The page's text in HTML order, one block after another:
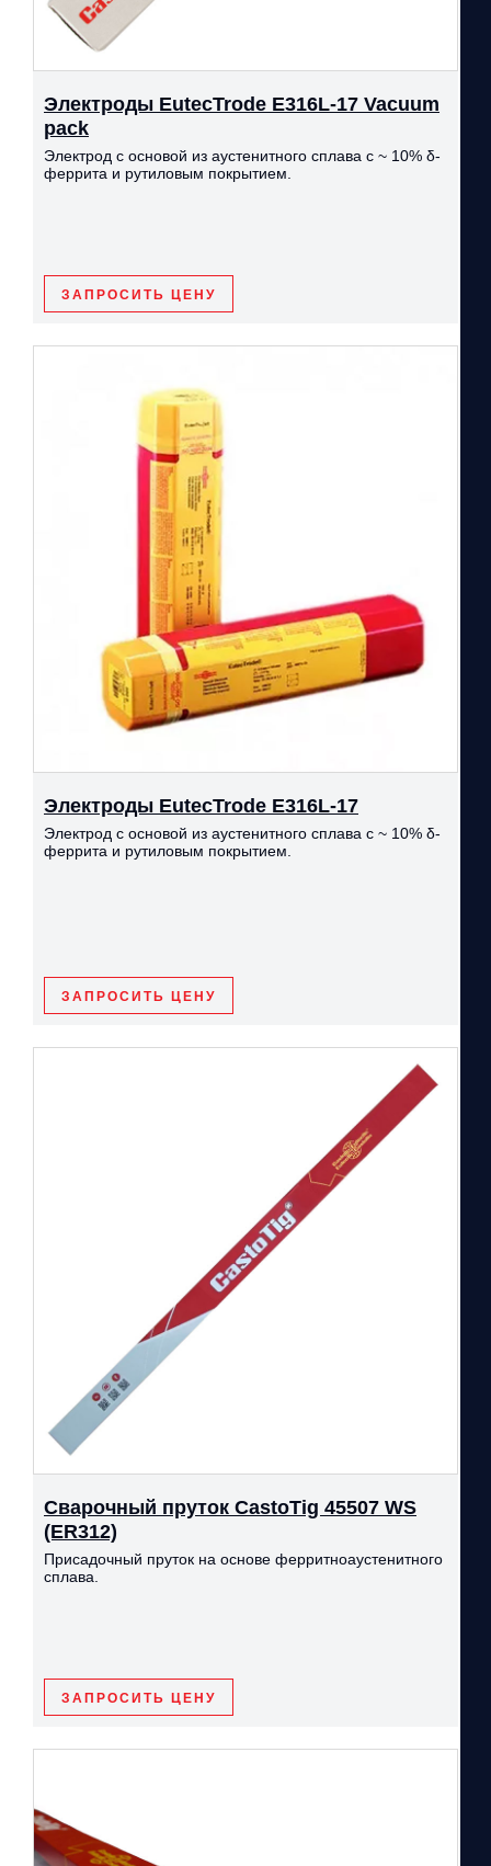
Электроды EutecTrode Е316L-17 Vacuum
pack
Электрод с основой из аустенитного сплава с ~ 10% δ-
феррита и рутиловым покрытием.
ЗАПРОСИТЬ ЦЕНУ
Электроды EutecTrode Е316L-17
Электрод с основой из аустенитного сплава с ~ 10% δ-
феррита и рутиловым покрытием.
ЗАПРОСИТЬ ЦЕНУ
Сварочный пруток CastoTig 45507 WS
(ER312)
Присадочный пруток на основе ферритноаустенитного
сплава.
ЗАПРОСИТЬ ЦЕНУ